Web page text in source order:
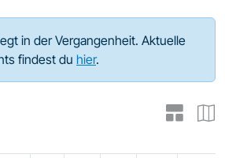
2023
in der Vergangenheit. Aktuelle
findest du hier.